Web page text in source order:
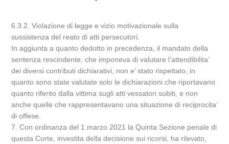
6.3.2. Violazione di legge e vizio motivazionale sulla
sussistenza del reato di atti persecutori.
In aggiunta a quanto dedotto in precedenza, il mandato della
sentenza rescindente, che imponeva di valutare l’attendibilita’
dei diversi contributi dichiarativi, non e’ stato rispettato, in
quanto sono state valutate solo le dichiarazioni che riportavano
quanto riferito dalla vittima sugli atti vessatori subiti, e non
anche quelle che rappresentavano una situazione di reciprocita’
di offese.
7. Con ordinanza del 1 marzo 2021 la Quinta Sezione penale di
questa Corte, investita della decisione sui ricorsi, ha rilevato,